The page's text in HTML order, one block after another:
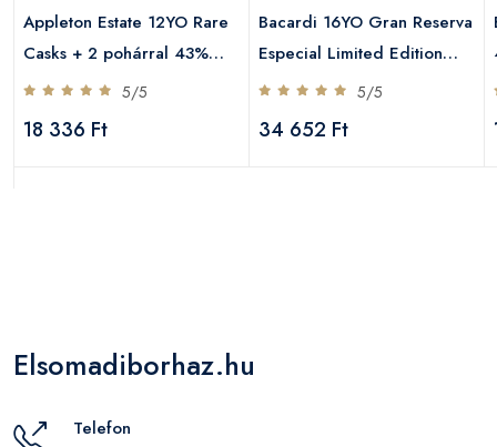
Appleton Estate 12YO Rare
Casks + 2 pohárral 43%
0,7L
5/5
18 336 Ft
Bacardi 16YO Gran Reserva
Especial Limited Edition
45% 1,0L
5/5
34 652 Ft
Elsomadiborhaz.hu
Telefon